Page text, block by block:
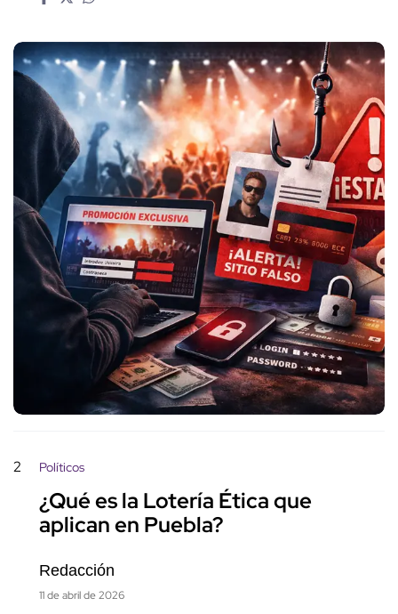
2 Políticos
¿Qué es la Lotería Ética que
aplican en Puebla?
Redacción
11 de abril de 2026